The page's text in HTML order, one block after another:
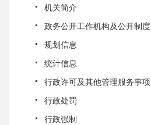
机关简介
政务公开工作机构及公开制度
规划信息
统计信息
行政许可及其他管理服务事项
行政处罚
行政强制